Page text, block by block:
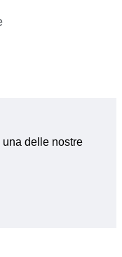
una delle nostre